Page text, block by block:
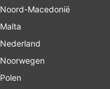
Noord-Macedonië
Malta
Nederland
Noorwegen
Polen